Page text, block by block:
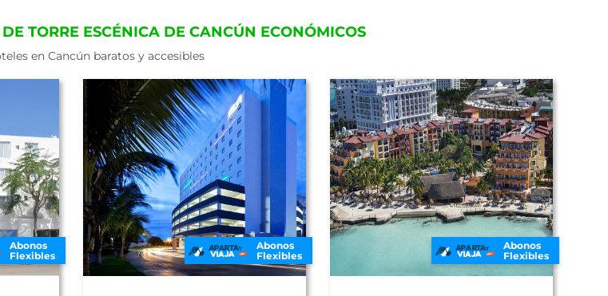
TORRE ESCÉNICA DE CANCÚN ECONÓMICOS
en Cancún baratos y accesibles
Abonos
Flexibles
Abonos
Flexibles
Abonos
Flexibles